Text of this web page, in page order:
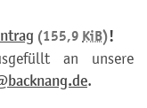
(155,9 KiB)!
an unsere
.